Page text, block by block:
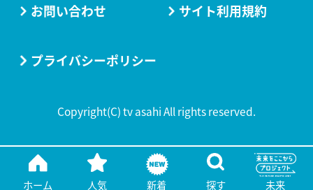
ホーム 人気 新着 探す 未来
お問い合わせ サイト利用規約
プライバシーポリシー
Copyright(C) tv asahi All rights reserved.